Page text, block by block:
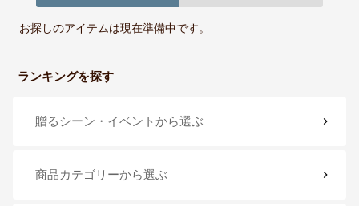
お探しのアイテムは現在準備中です。
ランキングを探す
贈るシーン・イベント から選ぶ
商品カテゴリーから選ぶ